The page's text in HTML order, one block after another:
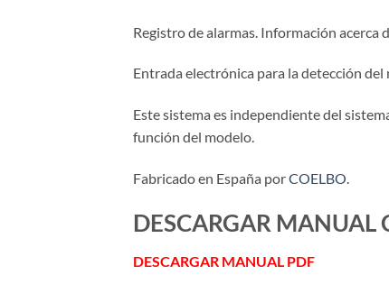
Registro de alarmas. Información acerca
Entrada electrónica para la detección
Este sistema es independiente del
función del modelo.
Fabricado en España porCOELBO.
DESCARGAR MANUAL
DESCARGAR MANUAL PDF